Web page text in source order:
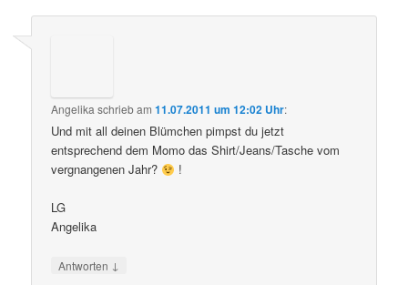
Angelika schriebam11.07.2011 um 12:02 Uhr:
Und mit all deinen Blümchen pimpst du jetzt
entsprechend dem Momo das Shirt/Jeans/Tasche vom
vergnangenen Jahr?
!
LG
Angelika
Antworten ↓